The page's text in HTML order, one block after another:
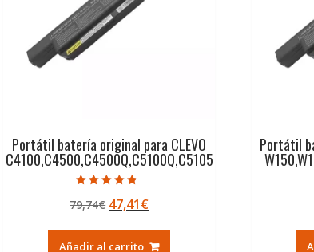
Portátil batería original para CLEVO
C4100,C4500,C4500Q,C5100Q,C5105
4.50
de 5
79,74€ El
original
47,41€El
actual
Añadir al carrito
Portátil